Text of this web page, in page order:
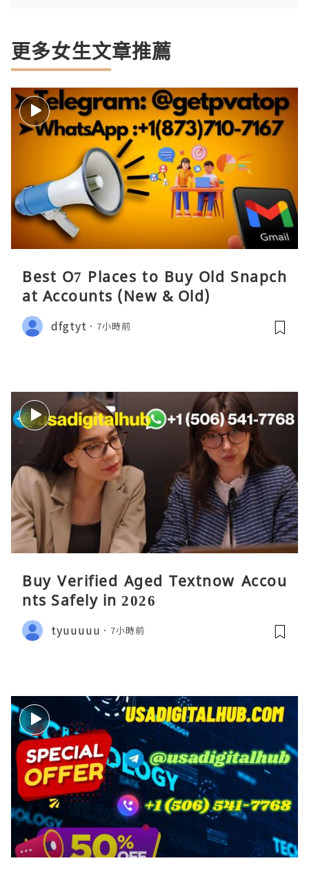
更多女生文章推薦
Best O7 Places to Buy Old Snapch
at Accounts (New & Old)
dfgtyt 7小時前
Buy Verified Aged Textnow Accou
nts Safely in 2026
tyuuuuu 7小時前